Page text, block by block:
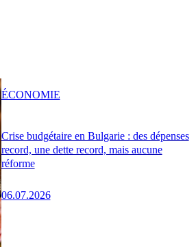
Crise budgétaire en Bulgarie : des dépenses
record, une dette record, mais aucune
réforme
06.07.2026
ÉCONOMIE